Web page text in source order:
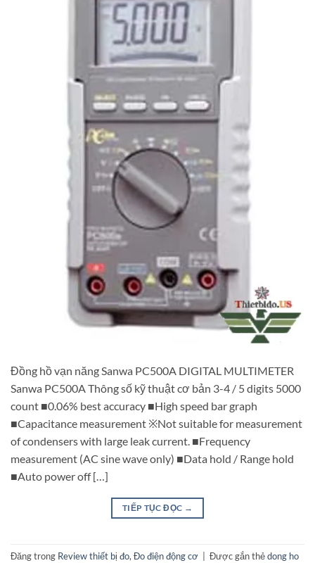
Đồng hồ vạn năng Sanwa PC500A DIGITAL MULTIMETER
Sanwa PC500A Thông số kỹ thuật cơ bản 3-4 / 5 digits 5000
count ■0.06% best accuracy ■High speed bar graph
■Capacitance measurement ※Not suitable for measurement
of condensers with large leak current. ■Frequency
measurement (AC sine wave only) ■Data hold / Range hold
■Auto power off […]
TIẾP TỤC ĐỌC →
Đăng trong Review thiết bị đo,Đo điện động cơ Được gắn thẻdong ho